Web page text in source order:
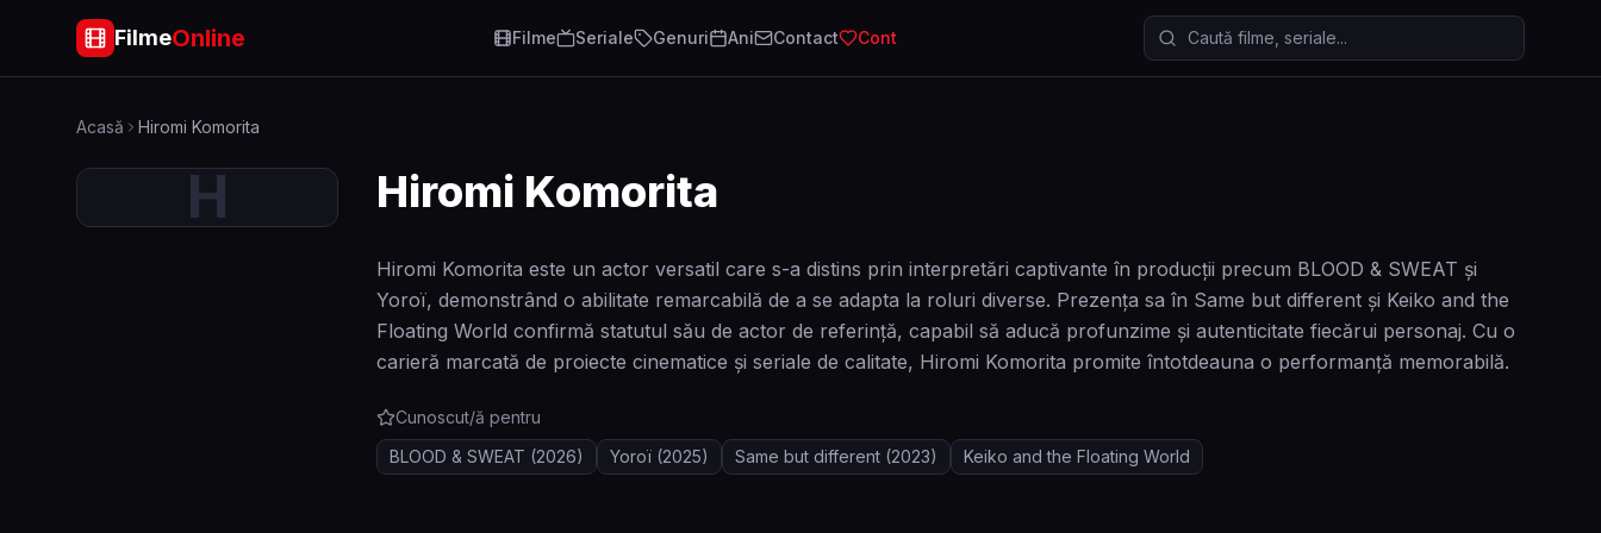
FilmeOnline Filme Seriale Genuri Ani Contact Cont Caută filme și seriale
Acasă Hiromi Komorita
H Hiromi Komorita
Hiromi Komorita este un actor versatil care s-a distins prin interpretări captivante în producții precum BLOOD & SWEAT și
Yoroï, demonstrând o abilitate remarcabilă de a se adapta la roluri diverse. Prezența sa în Same but different și Keiko and the
Floating World confirmă statutul său de actor de referință, capabil să aducă profunzime și autenticitate fiecărui personaj. Cu o
carieră marcată de proiecte cinematice și seriale de calitate, Hiromi Komorita promite întotdeauna o performanță memorabilă.
Cunoscut/ă pentru
BLOOD & SWEAT (2026) Yoroï (2025) Same but different (2023) Keiko and the Floating World